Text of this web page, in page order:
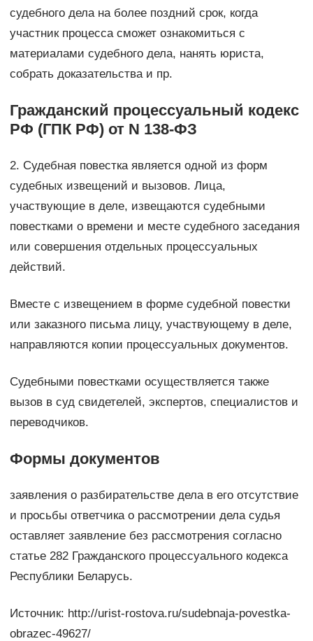
судебного дела на более поздний срок, когда
участник процесса сможет ознакомиться с
материалами судебного дела, нанять юриста,
собрать доказательства и пр.
Гражданский процессуальный кодекс
РФ (ГПК РФ) от N 138-ФЗ
2. Судебная повестка является одной из форм
судебных извещений и вызовов. Лица,
участвующие в деле, извещаются судебными
повестками о времени и месте судебного заседания
или совершения отдельных процессуальных
действий.
Вместе с извещением в форме судебной повестки
или заказного письма лицу, участвующему в деле,
направляются копии процессуальных документов.
Судебными повестками осуществляется также
вызов в суд свидетелей, экспертов, специалистов и
переводчиков.
Формы документов
заявления о разбирательстве дела в его отсутствие
и просьбы ответчика о рассмотрении дела судья
оставляет заявление без рассмотрения согласно
статье 282 Гражданского процессуального кодекса
Республики Беларусь.
Источник: http://urist-rostova.ru/sudebnaja-povestka-
obrazec-49627/